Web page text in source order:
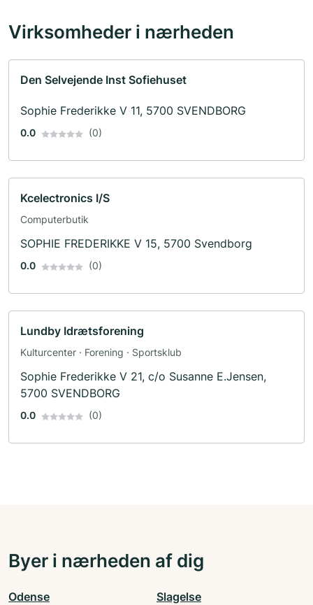
Virksomheder i nærheden
Den Selvejende Inst Sofiehuset
Sophie Frederikke V 11, 5700 SVENDBORG
0.0 (0)
Kcelectronics I/S
Computerbutik
SOPHIE FREDERIKKE V 15, 5700 Svendborg
0.0 (0)
Lundby Idrætsforening
Kulturcenter · Forening · Sportsklub
Sophie Frederikke V 21, c/o Susanne E.Jensen,
5700 SVENDBORG
0.0 (0)
Byer i nærheden af dig
Odense Slagelse